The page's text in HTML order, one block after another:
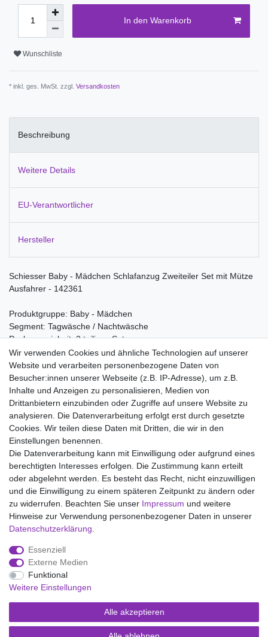
In den Warenkorb
Wunschliste
* inkl. ges. MwSt. zzgl. Versandkosten
Beschreibung
Weitere Details
EU-Verantwortlicher
Hersteller
Schiesser Baby - Mädchen Schlafanzug Zweiteiler Set mit Mütze
Ausfahrer - 142361
Produktgruppe: Baby - Mädchen
Segment: Tagwäsche / Nachtwäsche
Packungseinheit: 3 teiliges Set
Material:
100% Baumwolle
Wir liefern mit DHL (auch Samstags)
Kostenloser Versand
14 Tage Rückgaberecht
Impressum Daten­schutz­erklärung AGB
Widerrufs­recht
Wir verwenden Cookies und ähnliche Technologien auf unserer
Website und verarbeiten personenbezogene Daten von
Besucher:innen unserer Webseite (z.B. IP-Adresse), um z.B.
Inhalte und Anzeigen zu personalisieren, Medien von
Drittanbietern einzubinden oder Zugriffe auf unsere Website zu
analysieren. Die Datenverarbeitung erfolgt erst durch gesetzte
Cookies. Wir teilen diese Daten mit Dritten, die wir in den
Einstellungen benennen.
Die Datenverarbeitung kann mit Einwilligung oder aufgrund eines
berechtigten Interesses erfolgen. Die Zustimmung kann erteilt
oder abgelehnt werden. Es besteht das Recht, nicht einzuwilligen
und die Einwilligung zu einem späteren Zeitpunkt zu ändern oder
zu widerrufen. Beachten Sie unser Impressum und weitere
Hinweise zur Verwendung personenbezogener Daten in unserer
Daten­schutz­erklärung
Essenziell
Externe Medien
Funktional
Weitere Einstellungen
Alle akzeptieren